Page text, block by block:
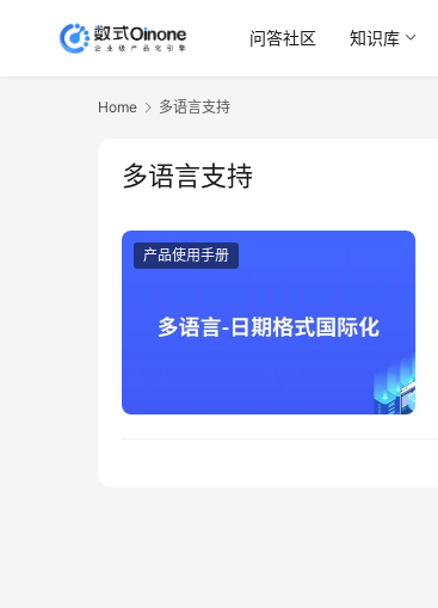
问答社区 知识库
Home 多语言支持
多语言支持
产品使用手册